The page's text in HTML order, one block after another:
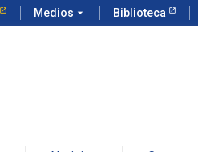
Medios arrow_drop_down Biblioteca